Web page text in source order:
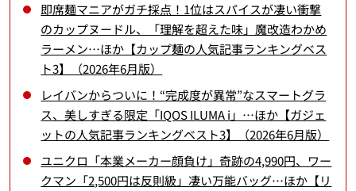
即席麺マニアがガチ採点！1位はスパイスが凄い衝撃
のカップヌードル、「理解を超えた味」魔改造わかめ
ラーメン…ほか【カップ麺の人気記事ランキングベス
ト3】（2026年6月版）
レイバンからついに！“完成度が異常”なスマートグラ
ス、美しすぎる限定「IQOS ILUMA i」…ほか【ガジェ
ットの人気記事ランキングベスト3】（2026年6月版）
ユニクロ「本業メーカー顔負け」奇跡の4,990円、ワー
クマン「2,500円は反則級」凄い万能バッグ…ほか【リ